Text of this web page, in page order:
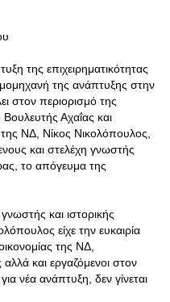
της επιχειρηματικότητας
της ανάπτυξης στην
στον περιορισμό της
Αχαΐας και
ΝΔ, Νίκος Νικολόπουλος,
και στελέχη γνωστής
το απόγευμα της
και ιστορικής
είχε την ευκαιρία
της ΝΔ,
και εργαζόμενοι στον
νέα ανάπτυξη, δεν γίνεται